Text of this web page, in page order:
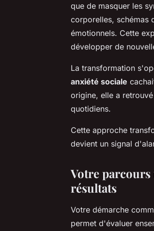
que de masquer les
corporelles, schémas
émotionnels. Cette
développer de
La transformation
anxiété sociale
origine, elle a
quotidiens.
Cette approche
devient un signal
Votre
résultats
Votre démarche
permet d'évaluer